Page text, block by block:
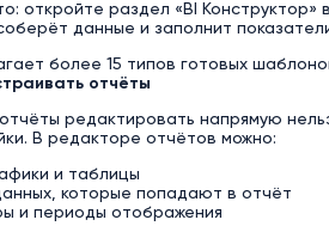
откройте раздел «BI
данные и заполнит
более 15 типов готовых
отчёты
редактировать напрямую
В редакторе отчётов можно:
и таблицы
которые попадают в отчёт
и периоды отображения